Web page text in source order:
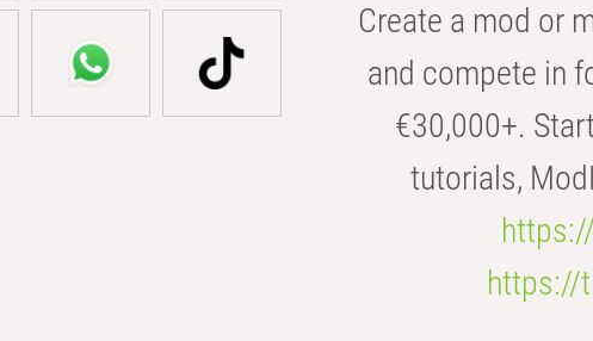
Create a mod or
and compete in
€30,000+.
tutorials,
https://